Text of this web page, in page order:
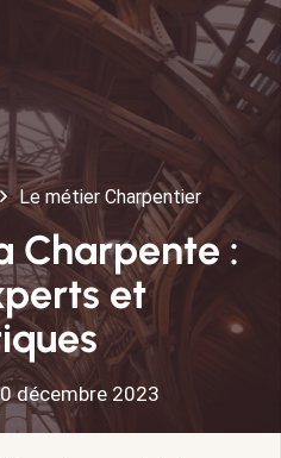
Le métier Charpentier
Charpente :
et
décembre 2023